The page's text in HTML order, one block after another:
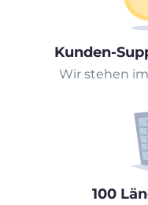
Kunden-
Wir stehen
100